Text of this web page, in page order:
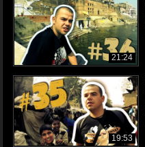
21:24
19:53